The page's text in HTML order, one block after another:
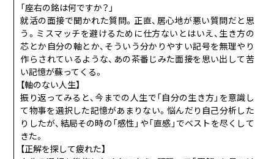
「座右の銘は何ですか？」
就活の面接で聞かれた質問。正直、居心地が悪い質問だと思
う。ミスマッチを避けるために仕方ないとはいえ、生き方の
芯とか自分の軸とか、そういう分かりやすい記号を無理やり
作らされているような、あの茶番じみた面接を思い出して苦
い記憶が蘇ってくる。
【軸のない人生】
振り返ってみると、今までの人生で「自分の生き方」を意識し
て物事を選択した記憶があまりない。悩んだり自己分析した
りしたが、結局その時の「感性」や「直感」でベストを尽くして
きた。
【正解を探して疲れた】